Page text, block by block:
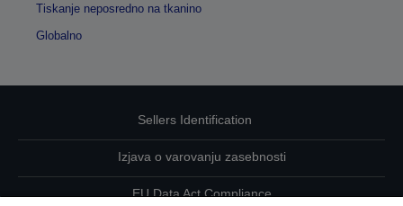
Tiskanje neposredno na tkanino
Globalno
Sellers Identification
Izjava o varovanju zasebnosti
EU Data Act Compliance